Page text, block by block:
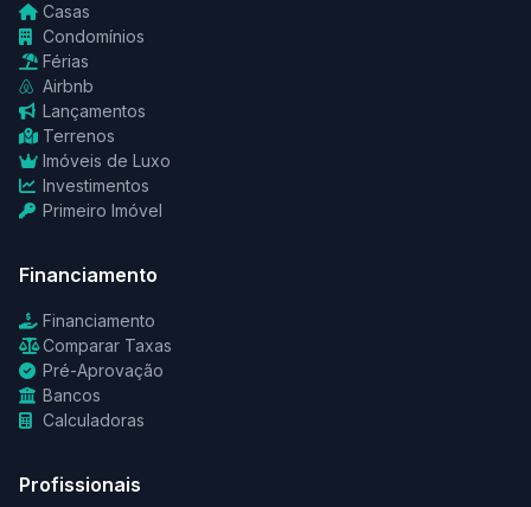
Casas
Condomínios
Férias
Airbnb
Lançamentos
Terrenos
Imóveis de Luxo
Investimentos
Primeiro Imóvel
Financiamento
Financiamento
Comparar Taxas
Pré-Aprovação
Bancos
Calculadoras
Profissionais